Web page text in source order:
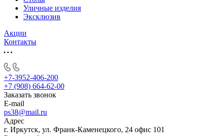
Уличные изделия
Эксклюзив
Акции
Контакты
+7-3952-406-200
+7 (908) 664-62-00
Заказать звонок
E-mail
ps38@mail.ru
Адрес
г. Иркутск, ул. Франк-Каменецкого, 24 офис 101